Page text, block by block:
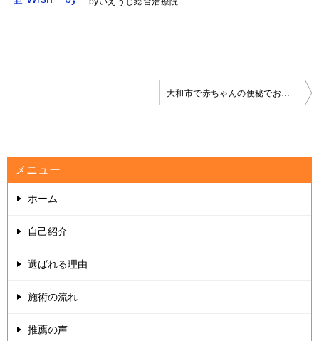
ビ
ゲ
ー
シ
メニュー
ホーム
自己紹介
選ばれる理由
施術の流れ
推薦の声